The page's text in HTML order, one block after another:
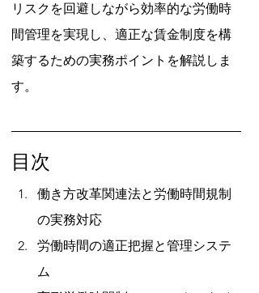
リスクを回避しながら効率的な労働時
間管理を実現し、適正な賃金制度を構
築するための実務ポイントを解説しま
す。
目次
働き方改革関連法と労働時間規制
の実務対応
労働時間の適正把握と管理システ
ム